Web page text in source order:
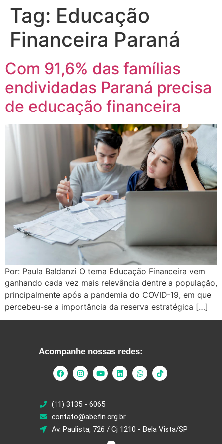
Tag: Educação
Financeira Paraná
Com 91,6% das famílias
endividadas Paraná precisa
de educação financeira
Por: Paula Baldanzi O tema Educação Financeira vem
ganhando cada vez mais relevância dentre a população,
principalmente após a pandemia do COVID-19, em que
percebeu-se a importância da reserva estratégica […]
Acompanhe nossas redes:
(11) 3135 - 6065
contato@abefin.org.br
Av. Paulista, 726 / Cj 1210 - Bela Vista/SP